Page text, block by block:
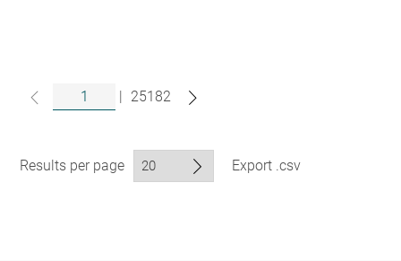
| 25182
Results per page Export .csv